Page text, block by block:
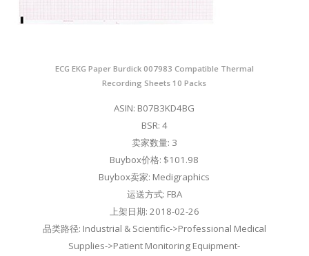
ECG EKG Paper Burdick 007983 Compatible Thermal
Recording Sheets 10 Packs
ASIN: B07B3KD4BG
BSR: 4
卖家数量: 3
Buybox价格: $101.98
Buybox卖家: Medigraphics
运送方式: FBA
上架日期: 2018-02-26
品类路径: Industrial & Scientific->Professional Medical
Supplies->Patient Monitoring Equipment-